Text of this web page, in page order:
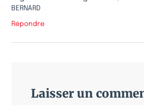
BERNARD
Répondre
Laisser un